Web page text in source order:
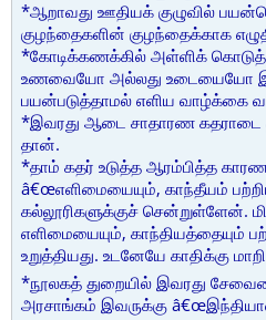
*ஆறாவது ஊதியக் குழுவில்
குழந்தைகளின் குழந்தைக்காக
*கோடிக்கணக்கில் அள்ளிக்
உணவையோ அல்லது உடையையோ
பயன்படுத்தாமல் எளிய வாழ்க்கை
*இவரது ஆடை சாதாரண கதராடை
தான்.
*தாம் கதர் உடுத்த ஆரம்பித்த
â€œஎளிமையையும், காந்தீயம்
கல்லூரிகளுக்குச் சென்றுள்ளேன்.
எளிமையையும், காந்தியத்தையும்
உறுத்தியது. உடனேயே காதிக்கு
*நூலகத் துறையில் இவரது
அரசாங்கம் இவருக்கு